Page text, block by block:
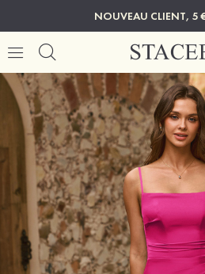
NOUVEAU CLIENT, 5